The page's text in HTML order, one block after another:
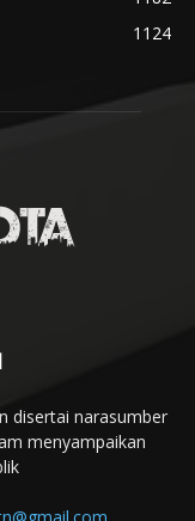
1124
disertai narasumber
menyampaikan